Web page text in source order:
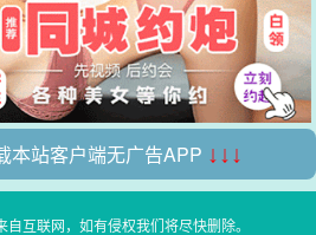
本站客户端无广告APP ↓↓↓
互联网，如有侵权我们将尽快删除。